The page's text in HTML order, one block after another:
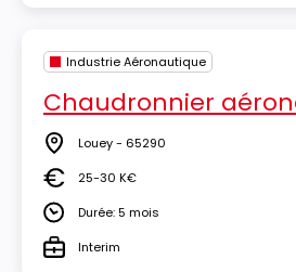
Industrie Aéronautique
Chaudronnier
Lieu Louey - 65290
Salaire25-30 K€
DuréeDurée: 5 mois
TypeInterim